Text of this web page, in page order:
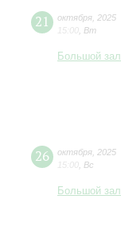
21 октября 2025
15:00 Вт
Большой зал
26 октября 2025
15:00 Вс
Большой зал